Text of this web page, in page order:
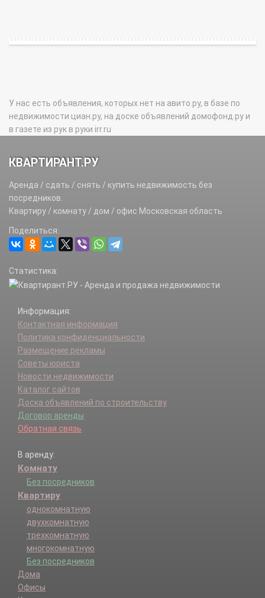
У нас есть объявления, которых нет на авито.ру, в базе по
недвижимости циан.ру, на доске объявлений домофонд.ру и
в газете из рук в руки irr.ru
КВАРТИРАНТ.РУ
Аренда / сдать / снять / купить недвижимость без
посредников.
Квартиру / комнату / дом / офис Московская область
Поделиться:
Статистика:
Информация:
Контактная информация
Политика конфиденциальности
Размещение рекламы
Советы юриста
Новости недвижимости
Каталог сайтов
Доска объявлений по строительству
Договор аренды
Обратная связь
В аренду:
Комнату
Без посредников
Квартиру
однокомнатную
двухкомнатную
трехкомнатную
многокомнатную
Без посредников
Дома
Офисы